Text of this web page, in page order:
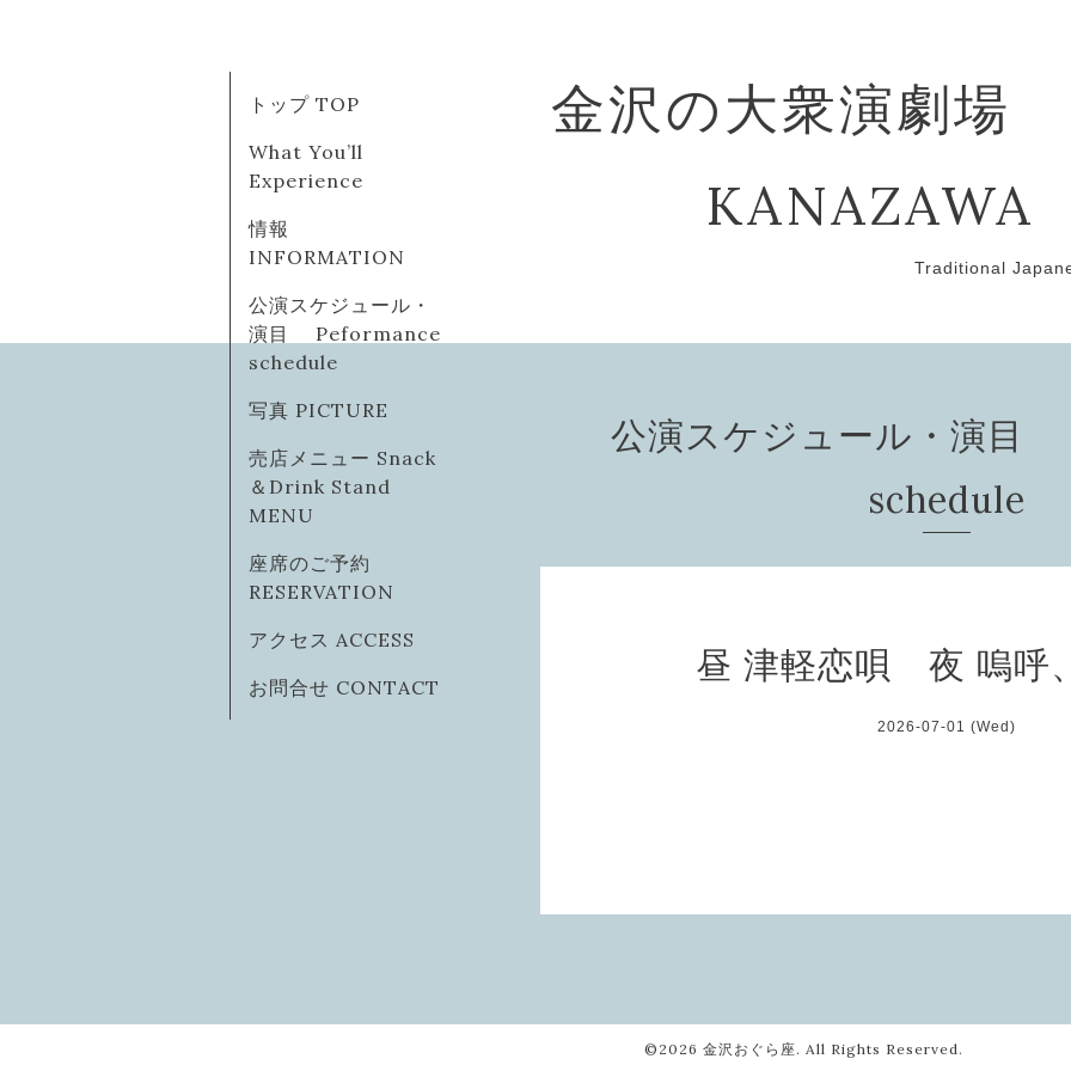
金沢の大衆演劇
Traditional
トップ TOP
What You’ll
Experience
情報
INFORMATION
公演スケジュール・
演目 Peformance
schedule
写真 PICTURE
売店メニュー Snack
＆Drink Stand
MENU
座席のご予約
RESERVATION
アクセス ACCESS
お問合せ CONTACT
公演スケジュール・演目
schedule
昼 津軽恋唄 夜 嗚呼
2026-07-01 (Wed)
©2026 金沢おぐら座. All Rights Reserved.